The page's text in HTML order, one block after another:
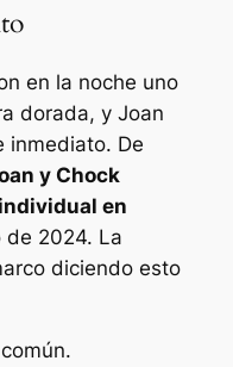
en la noche uno
dorada, y Joan
inmediato. De
y Chock
en
de 2024. La
diciendo esto